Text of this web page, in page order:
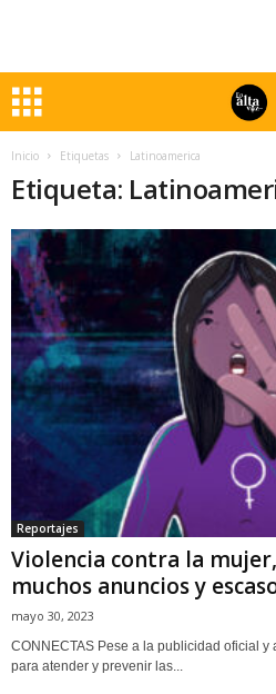
Inicio Etiquetas Latinoamerica
Etiqueta:
Reportajes
Violencia contra la
muchos anuncios y
mayo 30, 2023
CONNECTAS Pese a la publicidad oficial
para atender y prevenir las...